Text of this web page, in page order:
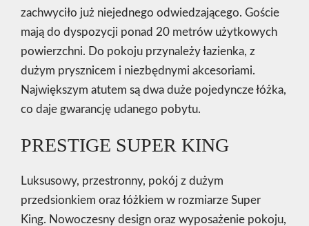
zachwyciło już niejednego odwiedzającego. Goście
mają do dyspozycji ponad 20 metrów użytkowych
powierzchni. Do pokoju przynależy łazienka, z
dużym prysznicem i niezbędnymi akcesoriami.
Największym atutem są dwa duże pojedyncze łóżka,
co daje gwarancję udanego pobytu.
PRESTIGE SUPER KING
Luksusowy, przestronny, pokój z dużym
przedsionkiem oraz łóżkiem w rozmiarze Super
King. Nowoczesny design oraz wyposażenie pokoju,